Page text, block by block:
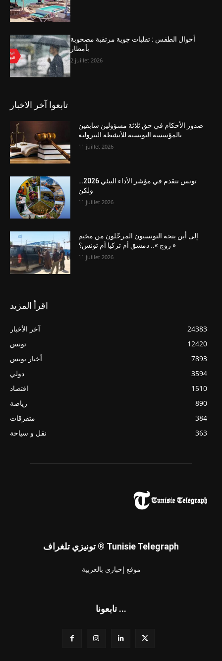
أحوال الطقس : تقلبات جوية مرتقبة مصحوبة
بأمطار
2 juillet 2026
تابعوا آخر الاخبار
صدور الأحكام في حق ثلاثة مسؤولين سابقين
بالمؤسسة التونسية للأنشطة البترولية
11 juillet 2026
تونس تتقدم في مؤشر الأداء البيئي 2026…
ولكن
11 juillet 2026
إلى أين يتجه التونسيون المرحّلون من مخيم
« روج ».. دمشق أم تركيا أم تونس؟
11 juillet 2026
اقرأ المزيد
آخر الأخبار
24383
تونس
12420
أخبار تونس
7893
دولي
3594
اقتصاد
1510
رياضة
890
متفرقات
384
نقل و سياحة
363
تونيزي تلغراف ® Tunisie Telegraph
موقع إخباري بالعربية
تابعونا ...